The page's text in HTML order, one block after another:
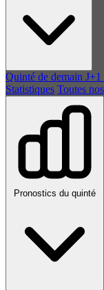
Quinté de demain J+1
Statistiques Toutes
Pronostics du quinté